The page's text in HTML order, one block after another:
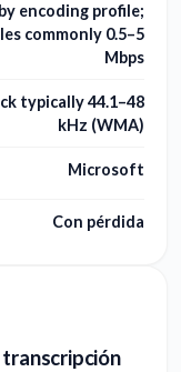
encoding profile;
commonly 0.5–5
Mbps
typically 44.1–48
kHz (WMA)
Microsoft
Con pérdida
transcripción